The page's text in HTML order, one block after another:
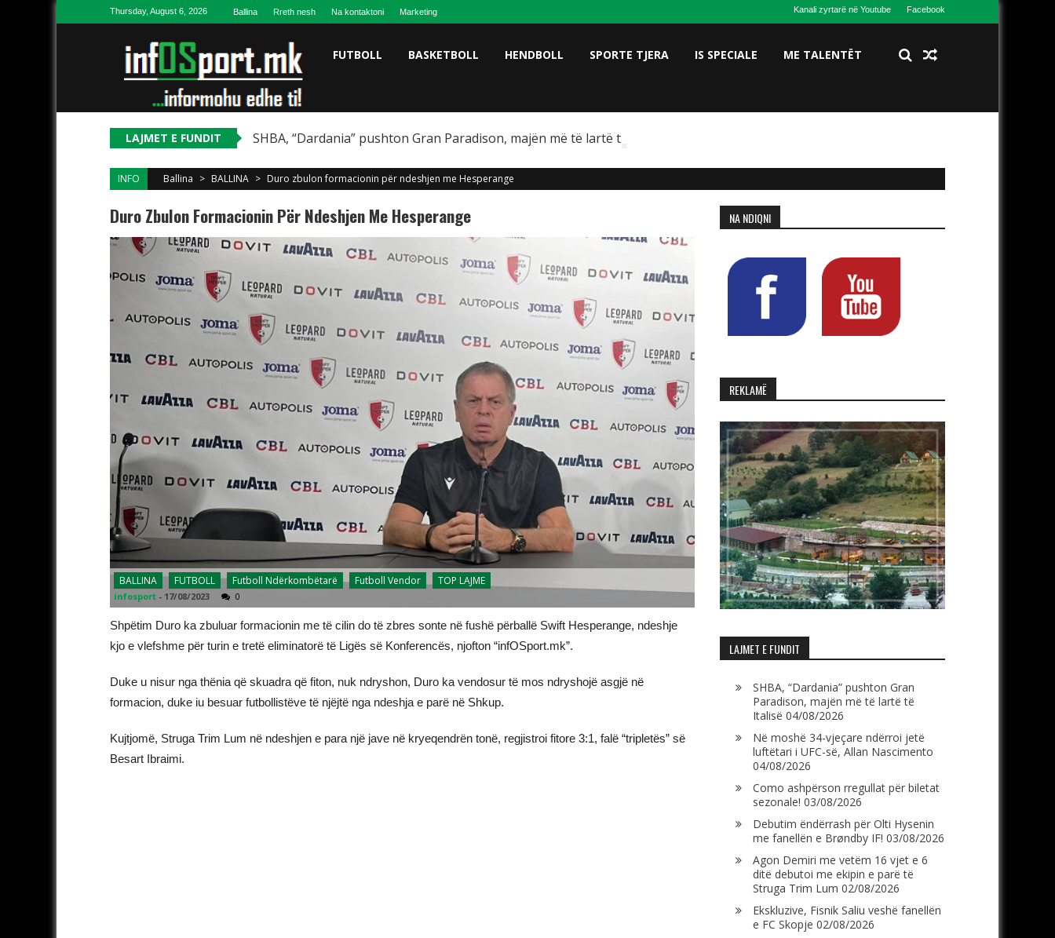
Skip to contentThursday, August 6, 2026 Ballina Rreth nesh Na kontaktoni Marketing Kanali zyrtarë në Youtube Facebook
FUTBOLL BASKETBOLL HENDBOLL SPORTE TJERA IS SPECIALE ME TALENTËT
LAJMET E FUNDIT SHBA, “Dardania” pushton Gran Paradison, majën më të lartë të Italisë
INFO Ballina > BALLINA > Duro zbulon formacionin për ndeshjen me Hesperange
Duro Zbulon Formacionin Për Ndeshjen Me Hesperange
BALLINA FUTBOLL Futboll Ndërkombëtarë Futboll Vendor TOP LAJME
infosport - 17/08/2023 0
Shpëtim Duro ka zbuluar formacionin me të cilin do të zbres sonte në fushë përballë Swift Hesperange, ndeshje
kjo e vlefshme për turin e tretë eliminatorë të Ligës së Konferencës, njofton “infOSport.mk”.
Duke u nisur nga thënia që skuadra që fiton, nuk ndryshon, Duro ka vendosur të mos ndryshojë asgjë në
formacion, duke iu besuar futbollistëve të njëjtë nga ndeshja e parë në Shkup.
Kujtjomë, Struga Trim Lum në ndeshjen e para një jave në kryeqendrën tonë, regjistroi fitore 3:1, falë “tripletës” së
Besart Ibraimi.
NA NDIQNI
REKLAMË
LAJMET E FUNDIT
SHBA, “Dardania” pushton Gran
Paradison, majën më të lartë të
Italisë 04/08/2026
Në moshë 34-vjeçare ndërroi jetë
luftëtari i UFC-së, Allan Nascimento
04/08/2026
Como ashpërson rregullat për biletat
sezonale! 03/08/2026
Debutim ëndërrash për Olti Hysenin
me fanellën e Brøndby IF! 03/08/2026
Agon Demiri me vetëm 16 vjet e 6
ditë debutoi me ekipin e parë të
Struga Trim Lum 02/08/2026
Ekskluzive, Fisnik Saliu veshë fanellën
e FC Skopje 02/08/2026